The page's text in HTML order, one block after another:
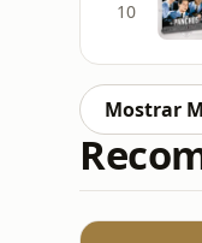
10
Mostrar